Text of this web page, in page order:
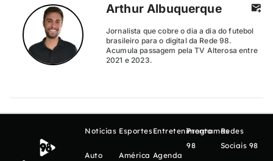
Arthur Albuquerque
Jornalista que cobre o dia a dia do futebol
brasileiro para o digital da Rede 98.
Acumula passagem pela TV Alterosa entre
2021 e 2023.
Notícias
Auto
Esportes
América
Entretenimento
Agenda
Programas
98
Redes
Sociais 98